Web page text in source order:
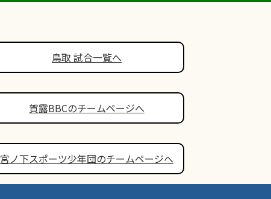
鳥取 試合一覧へ
賀露BBCのチームページへ
宮ノ下スポーツ少年団のチームページへ